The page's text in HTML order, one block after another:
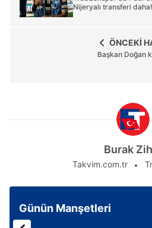
Çerezlere ilişkin tercihlerinizi
için Ayarlar butonuna tıklayabilir,
hazırlanmış Aydınlatma
ilgili mevzuata uygun olarak
.
Nijeryalı transferi daha!
ÖNCEKİ
Başkan Doğan
Burak
Takvim.com.tr
Günün Manşetleri